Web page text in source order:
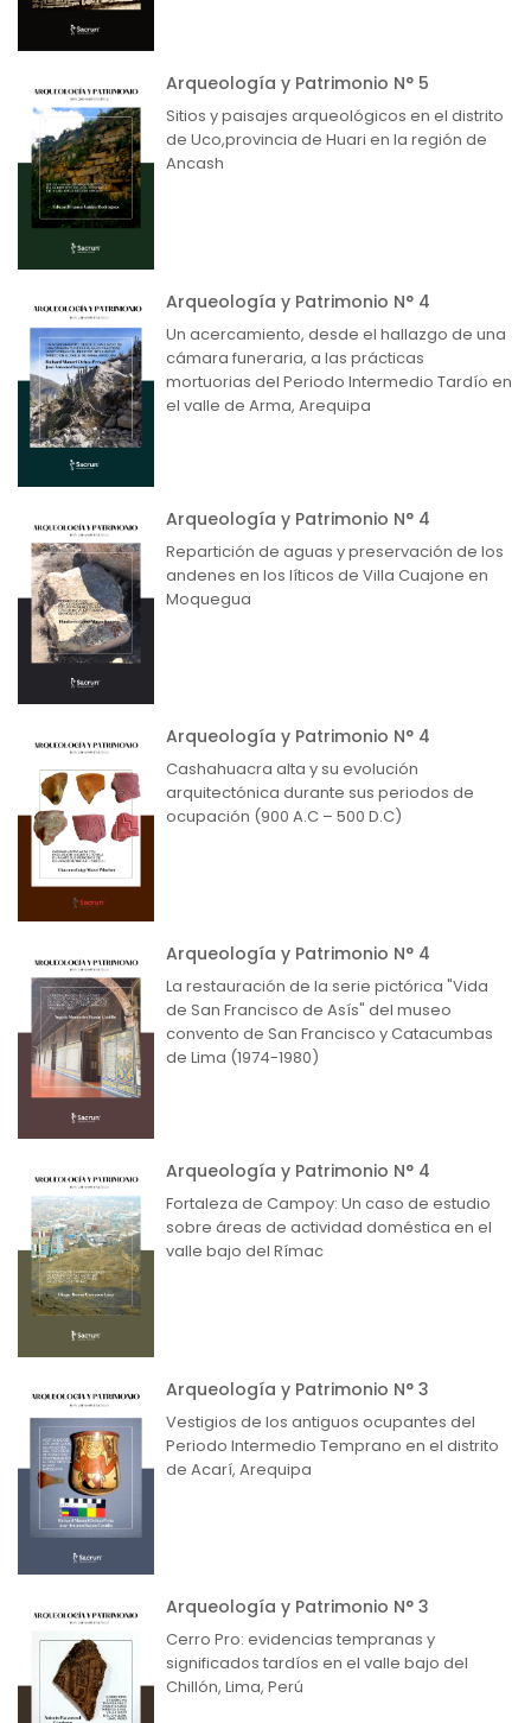
Arqueología y Patrimonio N° 5
Sitios y paisajes arqueológicos en el distrito
de Uco,provincia de Huari en la región de
Ancash
Arqueología y Patrimonio N° 4
Un acercamiento, desde el hallazgo de una
cámara funeraria, a las prácticas
mortuorias del Periodo Intermedio Tardío en
el valle de Arma, Arequipa
Arqueología y Patrimonio N° 4
Repartición de aguas y preservación de los
andenes en los líticos de Villa Cuajone en
Moquegua
Arqueología y Patrimonio N° 4
Cashahuacra alta y su evolución
arquitectónica durante sus periodos de
ocupación (900 A.C – 500 D.C)
Arqueología y Patrimonio N° 4
La restauración de la serie pictórica "Vida
de San Francisco de Asís" del museo
convento de San Francisco y Catacumbas
de Lima (1974-1980)
Arqueología y Patrimonio N° 4
Fortaleza de Campoy: Un caso de estudio
sobre áreas de actividad doméstica en el
valle bajo del Rímac
Arqueología y Patrimonio N° 3
Vestigios de los antiguos ocupantes del
Periodo Intermedio Temprano en el distrito
de Acarí, Arequipa
Arqueología y Patrimonio N° 3
Cerro Pro: evidencias tempranas y
significados tardíos en el valle bajo del
Chillón, Lima, Perú